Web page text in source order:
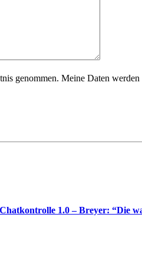
genommen. Meine Daten werden
1.0 – Breyer: “Die